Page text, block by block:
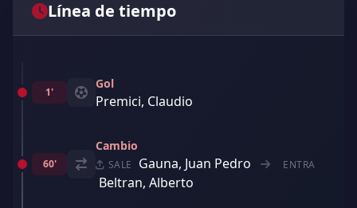
Línea de tiempo
1'
Gol
Premici, Claudio
60'
Cambio
SALE Gauna, Juan Pedro ENTRA
Beltran, Alberto